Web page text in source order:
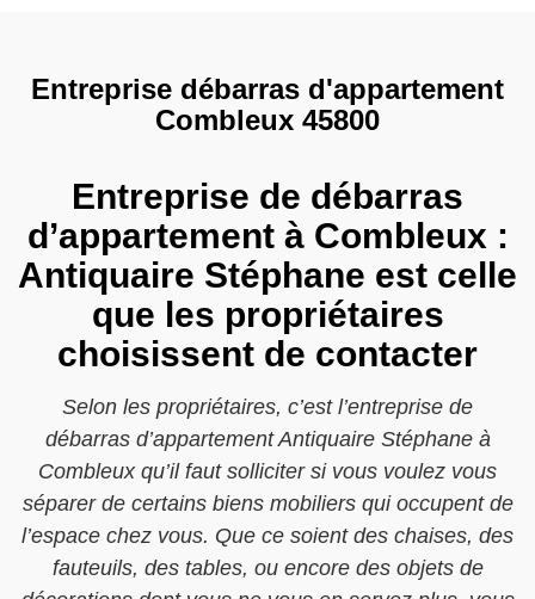
Entreprise débarras d'appartement
Combleux 45800
Entreprise de débarras
d’appartement à Combleux :
Antiquaire Stéphane est celle
que les propriétaires
choisissent de contacter
Selon les propriétaires, c’est l’entreprise de
débarras d’appartement Antiquaire Stéphane à
Combleux qu’il faut solliciter si vous voulez vous
séparer de certains biens mobiliers qui occupent de
l’espace chez vous. Que ce soient des chaises, des
fauteuils, des tables, ou encore des objets de